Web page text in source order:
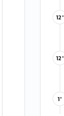
12'
12'
1'